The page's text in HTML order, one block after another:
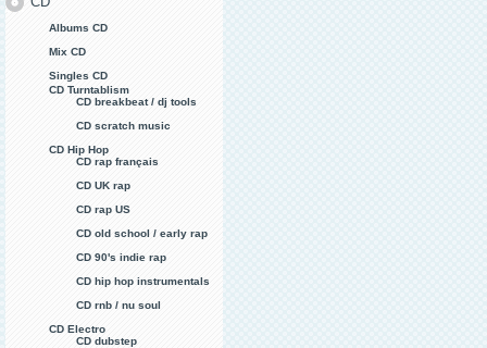
Albums CD
Mix CD
Singles CD
CD Turntablism
CD breakbeat / dj tools
CD scratch music
CD Hip Hop
CD rap français
CD UK rap
CD rap US
CD old school / early rap
CD 90's indie rap
CD hip hop instrumentals
CD rnb / nu soul
CD Electro
CD dubstep